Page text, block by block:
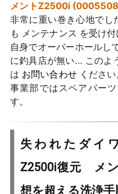
メントZ2500i
非常に重い巻き心地でし
も メンテナンス を受け
自身でオーバーホールし
に釣具店が無い… このよ
は お問い合わせください
事業部ではスペアパー
す。
失われたダイ
Z2500i復元 メ
想を超える洗浄手